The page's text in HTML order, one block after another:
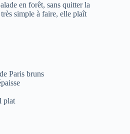
en forêt, sans quitter la
simple à faire, elle plaît
Paris bruns
plat